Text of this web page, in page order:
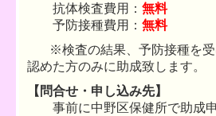
抗体検査費用：無料
予防接種費用：無料
※検査の結果、予防接種を受
認めた方のみに助成致します。
【問合せ・申し込み先】
事前に中野区保健所で助成